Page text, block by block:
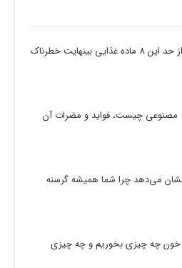
مصرف بیش از حد این 8 ماده غذایی بینهایت خطرناک
مصنوعی چیست، فواید و مضرات آن
نشان می‌دهد چرا شما همیشه گرسنه
خون چه چیزی بخوریم و چه چیزی